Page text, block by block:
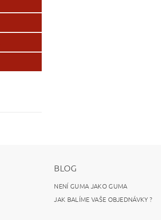
BLOG
NENÍ GUMA JAKO GUMA
JAK BALÍME VAŠE OBJEDNÁVKY ?